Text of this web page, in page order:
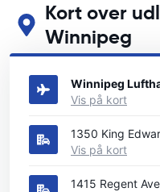
Kort over
Winnipeg
Se vores vigtigste
Winnipeg
Vis på kort
1350 King
Vis på kort
1415 Regent